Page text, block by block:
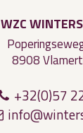
WZC
8908
+32(0)57
info@wint